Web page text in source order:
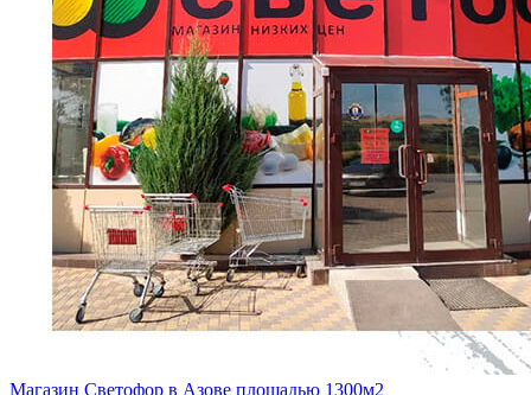
Магазин Светофор в Азове площадью 1300м2